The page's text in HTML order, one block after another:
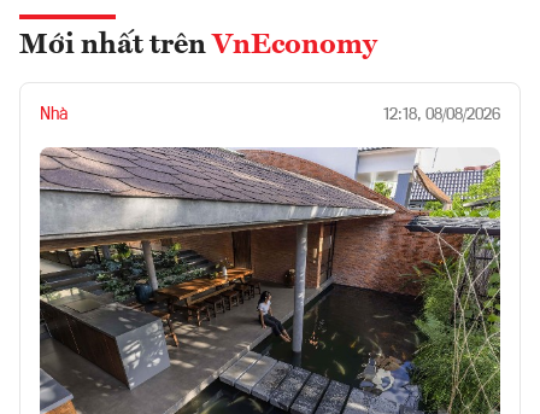
Mới nhất trên VnEconomy
Nhà 12:18, 08/08/2026